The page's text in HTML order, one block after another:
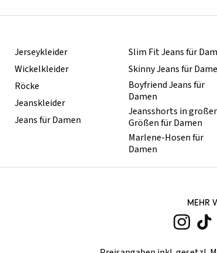
Jerseykleider
Wickelkleider
Röcke
Jeanskleider
Jeans für Damen
Slim Fit Jeans für
Skinny Jeans für
Boyfriend Jeans für
Damen
Jeansshorts in
Größen für Damen
Marlene-Hosen für
Damen
MEHR